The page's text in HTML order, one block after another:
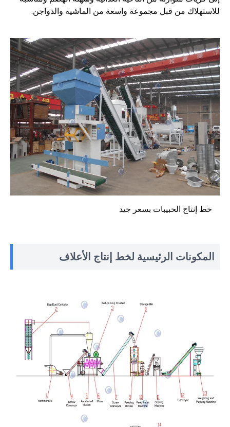
للاستهلاك من قبل مجموعة واسعة من الماشية والدواجن.
خط إنتاج الحبيبات بسعر جيد
المكونات الرئيسية لخط إنتاج الأعلاف